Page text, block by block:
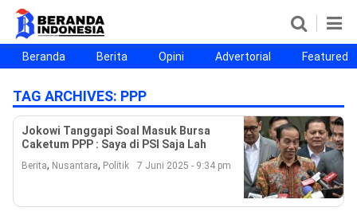
Beranda
Berita
Opini
Advertorial
Featured
Beranda25
SEGMEN
Nusantara
Jabodetabek
Sulselbar
Kota Makassar
Beranda Berita Opini Advertorial Featured
TAG ARCHIVES: PPP
Jokowi Tanggapi Soal Masuk Bursa
Caketum PPP : Saya di PSI Saja Lah
Berita, Nusantara, Politik 7 Juni 2025 - 9:34 pm